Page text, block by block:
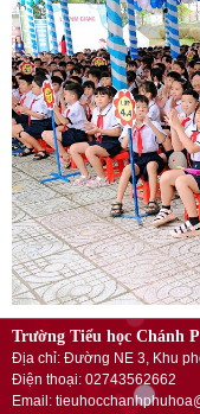
Trường Tiểu học Chánh
Địa chỉ: Đường NE 3, Khu
Điện thoại: 02743562662
Email: